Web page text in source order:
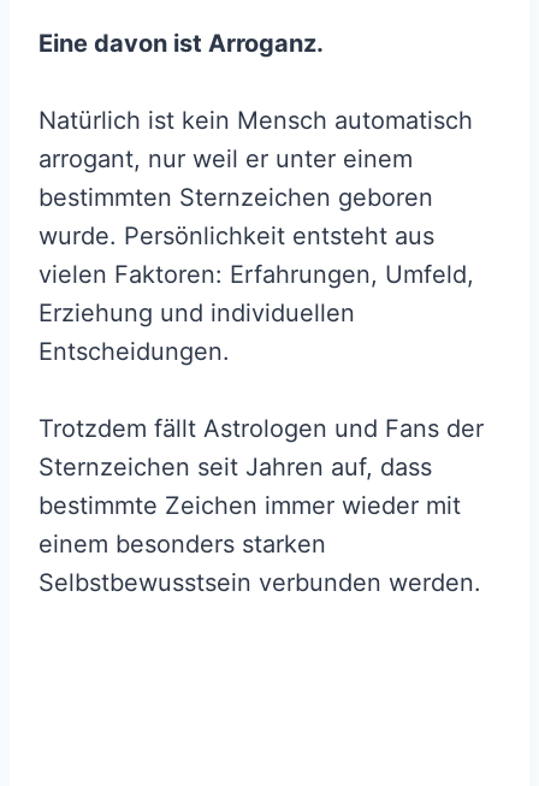
Eine davon ist Arroganz.
Natürlich ist kein Mensch automatisch
arrogant, nur weil er unter einem
bestimmten Sternzeichen geboren
wurde. Persönlichkeit entsteht aus
vielen Faktoren: Erfahrungen, Umfeld,
Erziehung und individuellen
Entscheidungen.
Trotzdem fällt Astrologen und Fans der
Sternzeichen seit Jahren auf, dass
bestimmte Zeichen immer wieder mit
einem besonders starken
Selbstbewusstsein verbunden werden.